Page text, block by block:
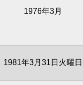
1976年3月
1981年3月31日火曜日